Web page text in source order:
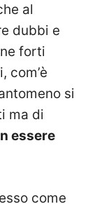
al
dubbi e
forti
com’è
si
ma di
essere
come